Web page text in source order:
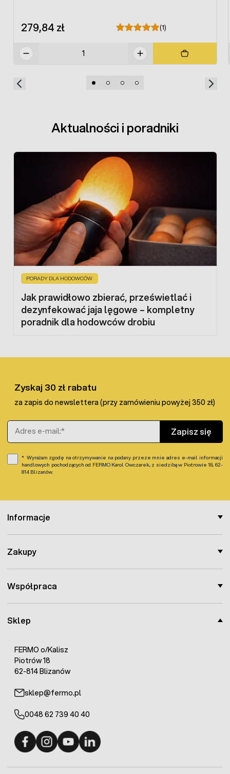
279,84 zł (1)
Aktualności i poradniki
PORADY DLA HODOWCÓW
Jak prawidłowo zbierać, prześwietlać i
dezynfekować jaja lęgowe – kompletny
poradnik dla hodowców drobiu
Sklep
FERMO o/Kalisz
Piotrów 18
62-814 Blizanów
sklep@fermo.pl
0048 62 739 40 40
Informacje
Zakupy
Współpraca
Zyskaj 30 zł rabatu
za zapis do newslettera (przy zamówieniu powyżej 350 zł)
Adres e-mail
Zapisz się
Wyrażam zgodę na otrzymywanie na podany przeze mnie adres e-mail informacji
handlowych pochodzących od FERMO Karol Owczarek, z siedzibą w Piotrowie 18, 62-
814 Blizanów.